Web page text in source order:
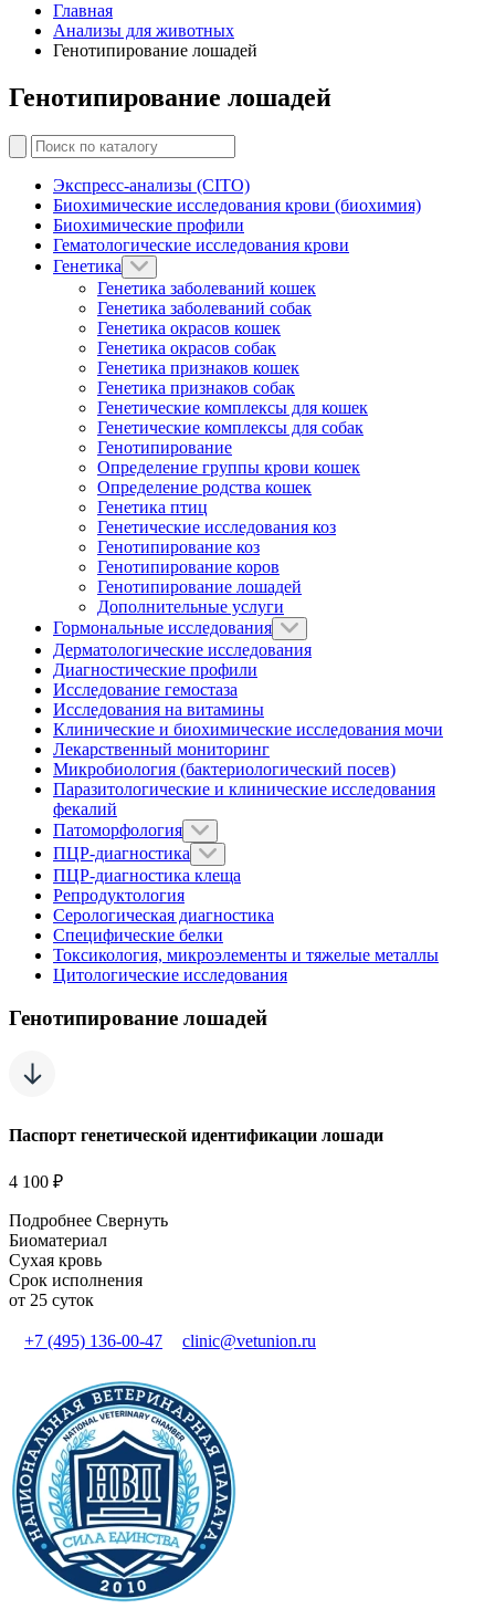
Главная
Анализы для животных
Генотипирование лошадей
Генотипирование лошадей
Экспресс-анализы (CITO)
Биохимические исследования крови (биохимия)
Биохимические профили
Гематологические исследования крови
Генетика
Генетика заболеваний кошек
Генетика заболеваний собак
Генетика окрасов кошек
Генетика окрасов собак
Генетика признаков кошек
Генетика признаков собак
Генетические комплексы для кошек
Генетические комплексы для собак
Генотипирование
Определение группы крови кошек
Определение родства кошек
Генетика птиц
Генетические исследования коз
Генотипирование коз
Генотипирование коров
Генотипирование лошадей
Дополнительные услуги
Гормональные исследования
Дерматологические исследования
Диагностические профили
Исследование гемостаза
Исследования на витамины
Клинические и биохимические исследования мочи
Лекарственный мониторинг
Микробиология (бактериологический посев)
Паразитологические и клинические исследования
фекалий
Патоморфология
ПЦР-диагностика
ПЦР-диагностика клеща
Репродуктология
Серологическая диагностика
Специфические белки
Токсикология, микроэлементы и тяжелые металлы
Цитологические исследования
Генотипирование лошадей
Паспорт генетической идентификации лошади
4 100 ₽
Подробнее Свернуть
Биоматериал
Сухая кровь
Срок исполнения
от 25 суток
+7 (495) 136-00-47 clinic@vetunion.ru